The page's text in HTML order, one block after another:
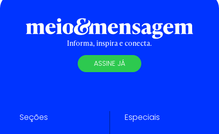
Informa, inspira e conecta.
ASSINE JÁ
Seções Especiais